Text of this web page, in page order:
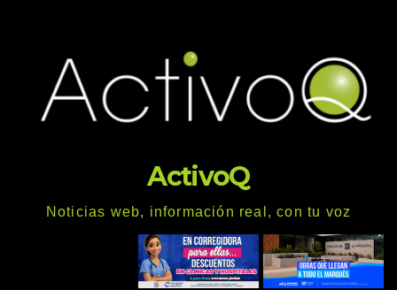
ActivoQ
Noticias web, información real, con tu voz